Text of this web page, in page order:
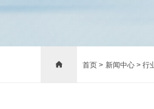
 首页 > 新闻中心 >行